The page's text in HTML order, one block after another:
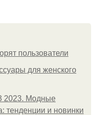
пользователи
для женского
2023. Модные
тенденции и новинки